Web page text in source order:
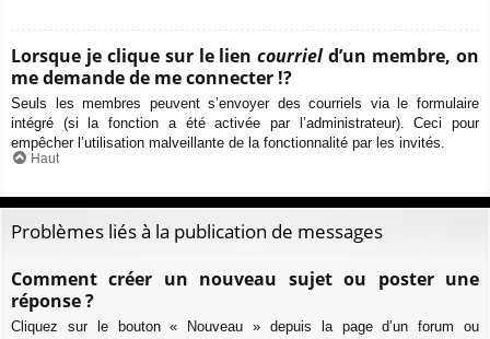
Lorsque je clique sur le liencourrield’un membre, on
me demande de me connecter !?
Seuls les membres peuvent s’envoyer des courriels via le formulaire
intégré (si la fonction a été activée par l’administrateur). Ceci pour
empêcher l’utilisation malveillante de la fonctionnalité par les invités.
Haut
Problèmes liés à la publication de messages
Comment créer un nouveau sujet ou poster une
réponse ?
Cliquez sur le bouton « Nouveau » depuis la page d’un forum ou